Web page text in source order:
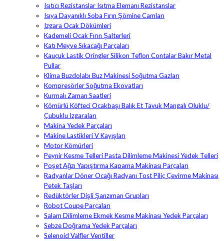
Isıtıcı Rezistanslar Isıtma Elemanı Rezistanslar
Isıya Dayanıklı Soba Fırın Şömine Camları
Izgara Ocak Dökümleri
Kademeli Ocak Fırın Şalterleri
Katı Meyve Sıkacağı Parçaları
Kauçuk Lastik Oringler Silikon Teflon Contalar Bakır Metal
Pullar
Klima Buzdolabı Buz Makinesi Soğutma Gazları
Kompresörler Soğutma Ekovatları
Kurmalı Zaman Saatleri
Kömürlü Köfteci Ocakbaşı Balık Et Tavuk Mangalı Oluklu/
Çubuklu Izgaraları
Makina Yedek Parçaları
Makine Lastikleri V Kayışları
Motor Kömürleri
Peynir Kesme Telleri Pasta Dilimleme Makinesi Yedek Telleri
Poşet Ağzı Yapıştırma Kapama Makinası Parçaları
Radyanlar Döner Ocağı Radyanı Tost Piliç Çevirme Makinası
Petek Taşları
Redüktörler Dişli Şanzıman Grupları
Robot Coupe Parçaları
Salam Dilimleme Ekmek Kesme Makinası Yedek Parçaları
Sebze Doğrama Yedek Parçaları
Selenoid Valfler Ventiller